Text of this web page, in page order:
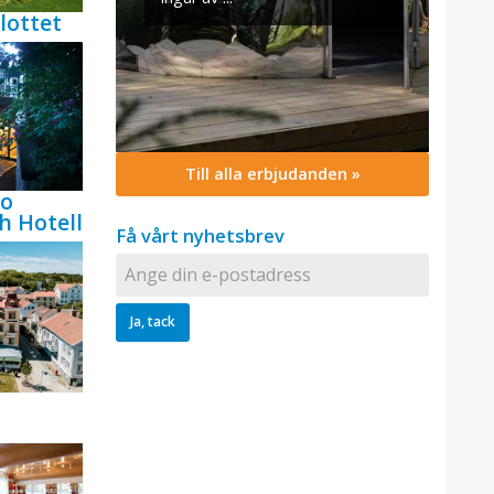
Hotell
Till alla erbjudanden »
Få vårt nyhetsbrev